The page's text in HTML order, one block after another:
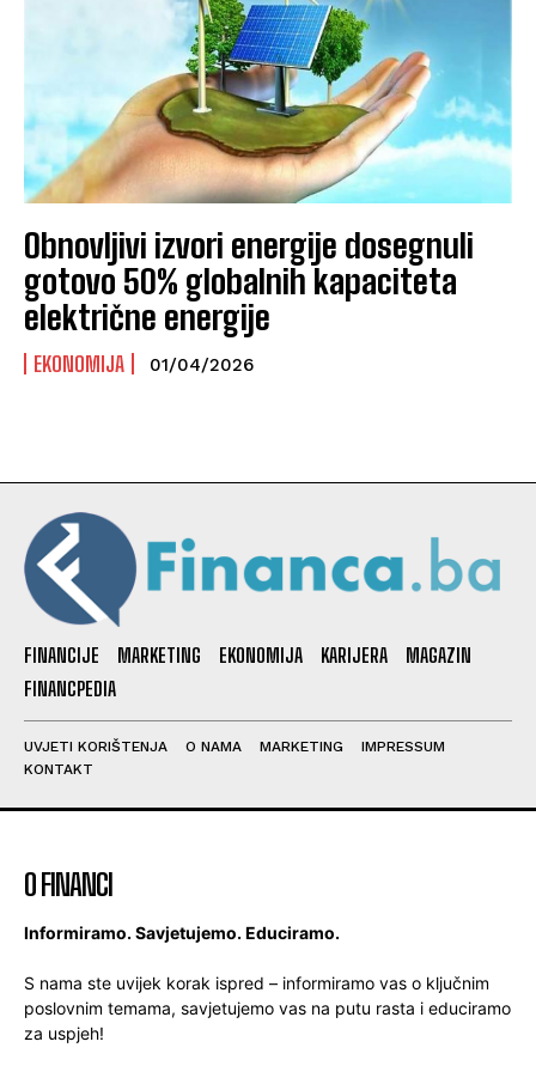
Obnovljivi izvori energije dosegnuli
gotovo 50% globalnih kapaciteta
električne energije
EKONOMIJA 01/04/2026
FINANCIJE MARKETING EKONOMIJA KARIJERA
MAGAZIN
FINANCPEDIA
UVJETI KORIŠTENJA O NAMA MARKETING
IMPRESSUM
KONTAKT
O FINANCI
Informiramo. Savjetujemo. Educiramo.
S nama ste uvijek korak ispred – informiramo vas o ključnim
poslovnim temama, savjetujemo vas na putu rasta i educiramo
za uspjeh!